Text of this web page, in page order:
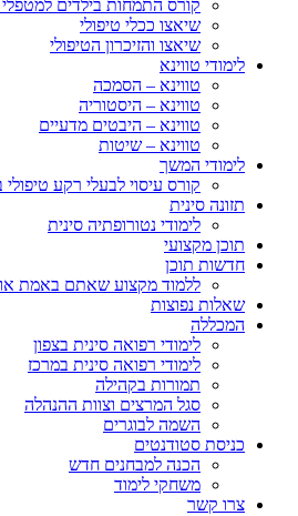
קורס התמחות בילדים למטפלי
שיאצו ככלי טיפולי
שיאצו והזיכרון הטיפולי
לימודי טווינא
טווינא – הסמכה
טווינא – היסטוריה
טווינא – היבטים מדעיים
טווינא – שיטות
לימודי המשך
קורס עיסוי לבעלי רקע
תזונה סינית
לימודי נטורופתיה סינית
תוכן מקצועי
חדשות תוכן
ללמוד מקצוע שאתם באמת
שאלות נפוצות
המכללה
לימודי רפואה סינית בצפון
לימודי רפואה סינית במרכז
תמורות בקהילה
סגל המרצים וצוות ההנהלה
השמה לבוגרים
כניסת סטודנטים
הכנה למבחנים חדש
משחקי לימוד
צרו קשר